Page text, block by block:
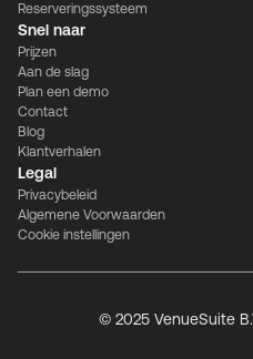
Reserveringssysteem
Snel naar
Prijzen
Aan de slag
Plan een demo
Contact
Blog
Klantverhalen
Legal
Privacybeleid
Algemene Voorwaarden
Cookie instellingen
© 2025 VenueSuite
Cookie
We gebruiken cookies om u
bieden. Ze stellen ons ook in
gebruikersgedrag te
Instellingen